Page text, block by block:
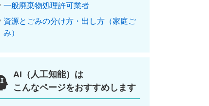
一般廃棄物処理許可業者
資源とごみの分け方・出し方（家庭ご
み）
AI（人工知能）は
こんなページをおすすめします